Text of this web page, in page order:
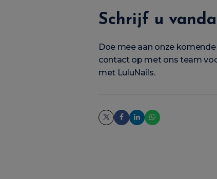
Schrijf u
Doe mee aan onze
contact op met ons team
met LuluNails.